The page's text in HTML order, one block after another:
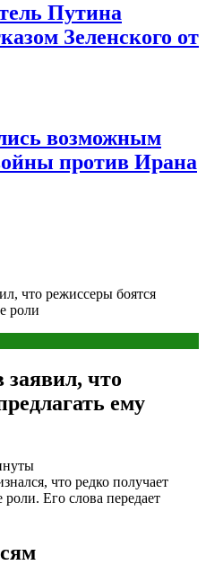
Путина
Зеленского от
возможным
против Ирана
что режиссеры боятся
роли
заявил, что
ему
что редко получает
Его слова передает